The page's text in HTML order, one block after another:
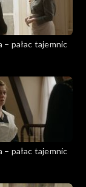
– pałac tajemnic
– pałac tajemnic